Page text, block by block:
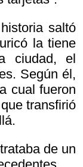
saltó
la tiene
ciudad, el
Según él,
cual fueron
transfirió
de un